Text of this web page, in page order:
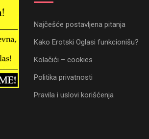
Najčešće postavljena pitanja
Kako Erotski Oglasi funkcionišu?
Kolačići – cookies
Politika privatnosti
Pravila i uslovi korišćenja